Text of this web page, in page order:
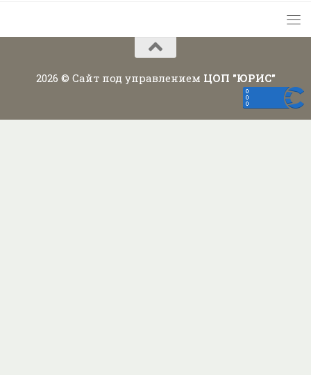
2026 © Сайт под управлением ЦОП "ЮРИС"